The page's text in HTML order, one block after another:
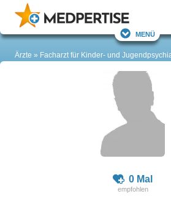
Menü
Ärzte Facharzt für Kinder- und
0 Mal